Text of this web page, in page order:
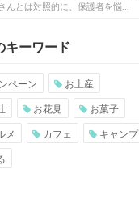
んとは対照的に、保護者を悩...
キーワード
ペーン お土産
お花見 お菓子
メ カフェ キャンプ